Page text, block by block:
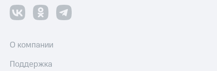
О компании
Поддержка